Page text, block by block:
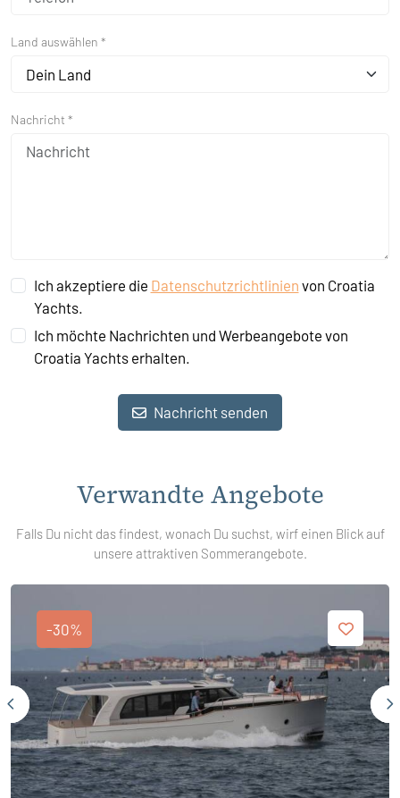
Land auswählen *
Dein Land
Nachricht *
Ich akzeptiere die Datenschutzrichtlinien von Croatia
Yachts.
Ich möchte Nachrichten und Werbeangebote von
Croatia Yachts erhalten.
Nachricht senden
Verwandte Angebote
Falls Du nicht das findest, wonach Du suchst, wirf einen Blick auf
unsere attraktiven Sommerangebote.
-30%